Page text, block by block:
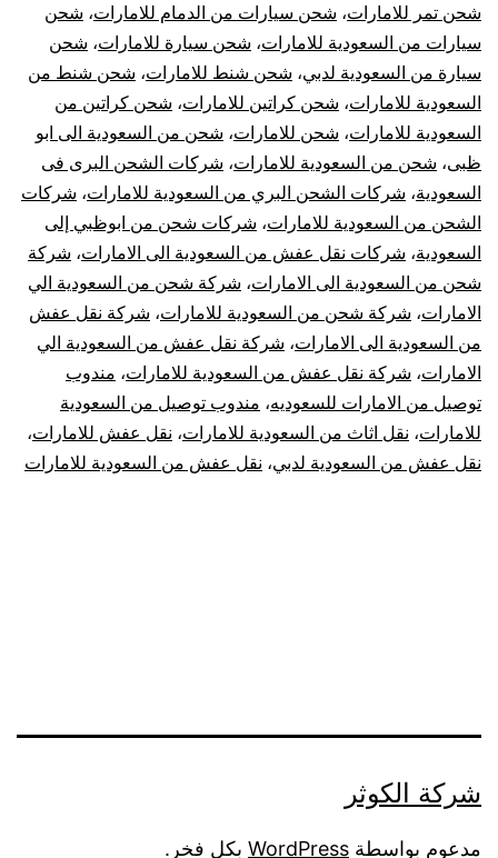
شركات
نقل
العفش
من
السعودية
للامارات
شحن تمر للامارات، شحن سيارات من الدمام للامارات، شحن
سيارات من السعودية للامارات، شحن سيارة للامارات، شحن
سيارة من السعودية لدبي، شحن شنط للامارات، شحن شنط من
السعودية للامارات، شحن كراتين للامارات، شحن كراتين من
السعودية للامارات، شحن للامارات، شحن من السعودية الى ابو
ظبى، شحن من السعودية للامارات، شركات الشحن البرى فى
السعودية، شركات الشحن البري من السعودية للامارات، شركات
الشحن من السعودية للامارات، شركات شحن من ابوظبي إلى
السعودية، شركات نقل عفش من السعودية الى الامارات، شركة
شحن من السعودية الى الامارات، شركة شحن من السعودية الي
الامارات، شركة شحن من السعودية للامارات، شركة نقل عفش
من السعودية الى الامارات، شركة نقل عفش من السعودية الي
الامارات، شركة نقل عفش من السعودية للامارات، مندوب
توصيل من الامارات للسعوديه، مندوب توصيل من السعودية
للامارات، نقل اثاث من السعودية للامارات، نقل عفش للامارات،
نقل عفش من السعودية لدبي، نقل عفش من السعودية للامارات
شركة الكوثر
مدعوم بواسطة WordPress بكل فخر.